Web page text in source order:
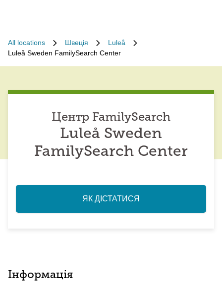
All locations Швеція
Luleå
Luleå Sweden FamilySearch Center
Центр FamilySearch
Luleå Sweden
FamilySearch Center
ЯК ДІСТАТИСЯ
Інформація